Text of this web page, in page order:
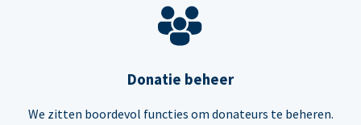
Donatie beheer
We zitten boordevol functies om donateurs te beheren.